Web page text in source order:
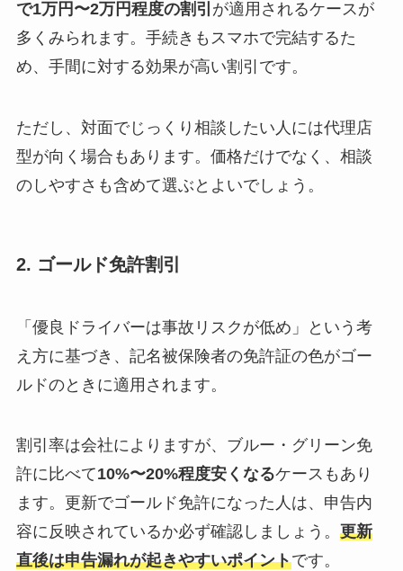
で1万円〜2万円程度の割引 が適用されるケースが
多くみられます。手続きもスマホで完結するた
め、手間に対する効果が高い割引です。
ただし、対面でじっくり相談したい人には代理店
型が向く場合もあります。価格だけでなく、相談
のしやすさも含めて選ぶとよいでしょう。
2. ゴールド免許割引
「優良ドライバーは事故リスクが低め」という考
え方に基づき、記名被保険者の免許証の色がゴー
ルドのときに適用されます。
割引率は会社によりますが、ブルー・グリーン免
許に比べて10%〜20%程度安くなるケースもあり
ます。更新でゴールド免許になった人は、申告内
容に反映されているか必ず確認しましょう。 更新
直後は申告漏れが起きやすいポイントです。